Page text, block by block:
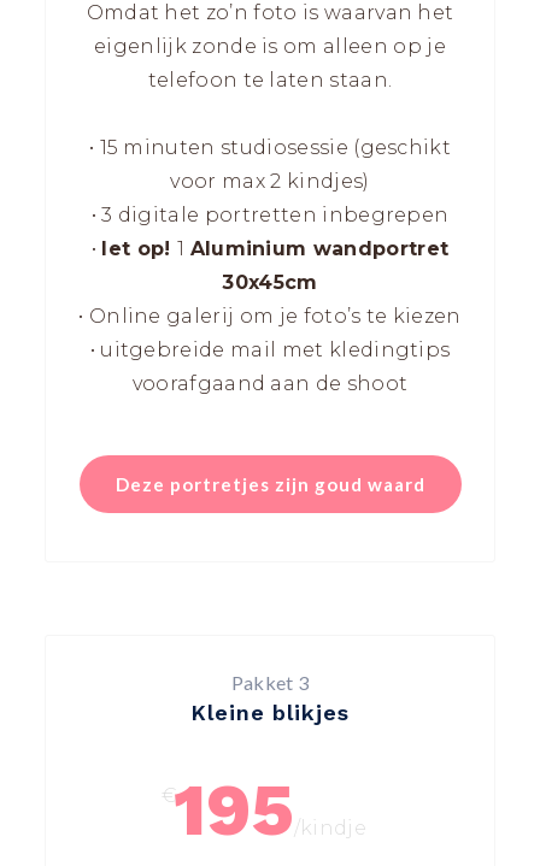
Omdat het zo’n foto is waarvan het
eigenlijk zonde is om alleen op je
telefoon te laten staan.
• 15 minuten studiosessie (geschikt
voor max 2 kindjes)
• 3 digitale portretten inbegrepen
• let op! 1 Aluminium wandportret
30x45cm
• Online galerij om je foto’s te kiezen
• uitgebreide mail met kledingtips
voorafgaand aan de shoot
Deze portretjes zijn goud waard
Pakket 3
Kleine blikjes
€195/kindje